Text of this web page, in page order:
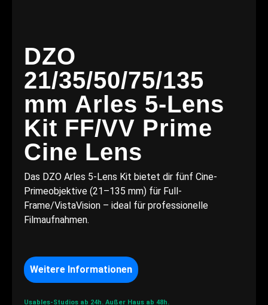
DZO
21/35/50/75/135
mm Arles 5-Lens
Kit FF/VV Prime
Cine Lens
Das DZO Arles 5-Lens Kit bietet dir fünf Cine-
Primeobjektive (21–135 mm) für Full-
Frame/VistaVision – ideal für professionelle
Filmaufnahmen.
Weitere Informationen
Usables-Studios ab 24h. Außer Haus ab 48h.